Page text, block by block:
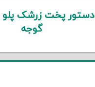
دستور پخت زرشک
گوجه